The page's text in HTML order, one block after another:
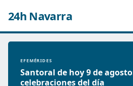
24h Navarra
EFEMÉRIDES
Santoral de hoy 9 de
celebraciones del día